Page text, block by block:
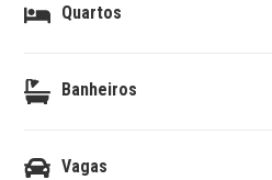
Quartos
Banheiros
Vagas